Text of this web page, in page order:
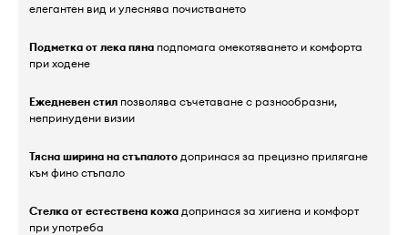
елегантен вид и улеснява почистването
Подметка от лека пяна подпомага омекотяването и комфорта
при ходене
Ежедневен стил позволява съчетаване с разнообразни,
непринудени визии
Тясна ширина на стъпалото допринася за прецизно прилягане
към фино стъпало
Стелка от естествена кожа допринася за хигиена и комфорт
при употреба